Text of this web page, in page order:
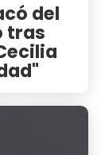
del
tras